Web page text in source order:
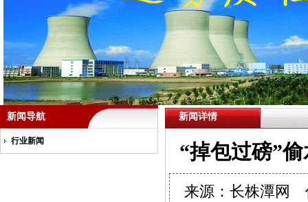
新闻导航
行业新闻
新闻详情
“掉包过磅”
来源：长株潭网